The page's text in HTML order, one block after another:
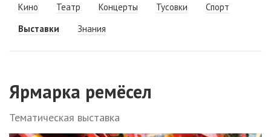
Кино
Театр Концерты Тусовки
Спорт
Выставки
Знания
Ярмарка ремёсел
Тематическая выставка